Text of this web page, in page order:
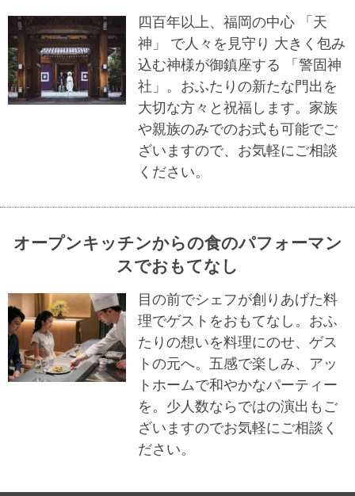
四百年以上、福岡の中心 「天
神」 で人々を見守り 大きく包み
込む神様が御鎮座する 「警固神
社」。おふたりの新たな門出を
大切な方々と祝福します。家族
や親族のみでのお式も可能でご
ざいますので、お気軽にご相談
ください。
オープンキッチンからの食のパフォーマン
スでおもてなし
目の前でシェフが創りあげた料
理でゲストをおもてなし。おふ
たりの想いを料理にのせ、ゲス
トの元へ。五感で楽しみ、アッ
トホームで和やかなパーティー
を。少人数ならではの演出もご
ざいますのでお気軽にご相談く
ださい。